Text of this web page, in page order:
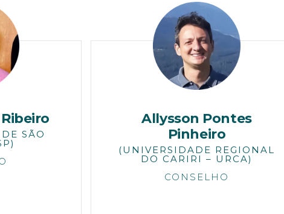
SÃO
Allysson Pontes
Pinheiro
(UNIVERSIDADE REGIONAL
DO CARIRI – URCA)
CONSELHO